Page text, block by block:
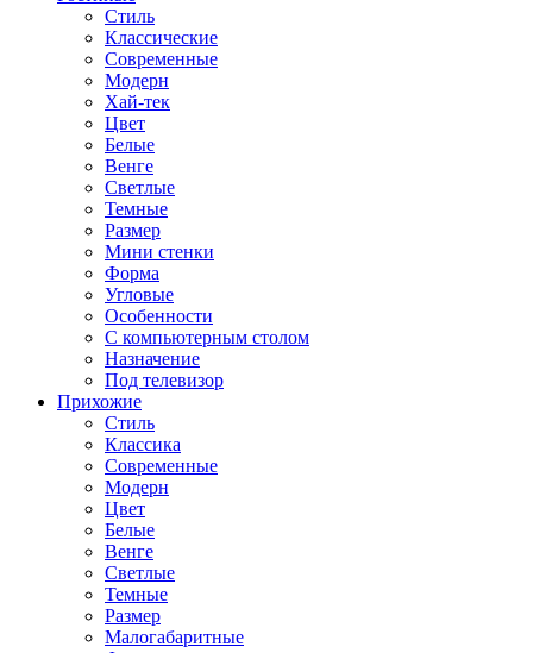
Стиль
Классические
Современные
Модерн
Хай-тек
Цвет
Белые
Венге
Светлые
Темные
Размер
Мини стенки
Форма
Угловые
Особенности
С компьютерным столом
Назначение
Под телевизор
Прихожие
Стиль
Классика
Современные
Модерн
Цвет
Белые
Венге
Светлые
Темные
Размер
Малогабаритные